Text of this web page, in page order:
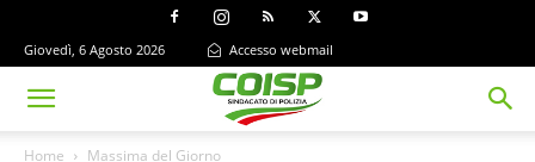
Giovedì, 6 Agosto 2026 Accesso webmail
Home Massima del Giorno